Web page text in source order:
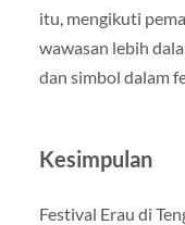
itu, mengikuti
wawasan lebih
dan simbol dalam
Kesimpulan
Festival Erau di